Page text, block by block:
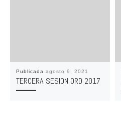
Publicada agosto 9, 2021
TERCERA SESION ORD 2017